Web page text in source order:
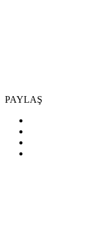
PAYLAŞ